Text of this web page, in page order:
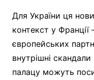
Для України ця
контекст у
європейських
внутрішні
палацу можуть